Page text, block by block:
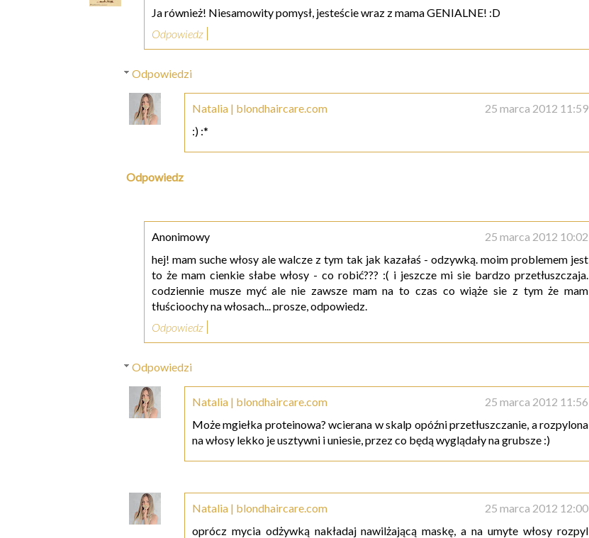
Ja również! Niesamowity pomysł, jesteście wraz z mama GENIALNE! :D
Odpowiedz
Odpowiedzi
Natalia | blondhaircare.com
25 marca 2012 11:59
:) :*
Odpowiedz
Anonimowy
25 marca 2012 10:02
hej! mam suche włosy ale walcze z tym tak jak kazałaś - odzywką. moim problemem jest
to że mam cienkie słabe włosy - co robić??? :( i jeszcze mi sie bardzo przetłuszczaja.
codziennie musze myć ale nie zawsze mam na to czas co wiąże sie z tym że mam
tłuścioochy na włosach... prosze, odpowiedz.
Odpowiedz
Odpowiedzi
Natalia | blondhaircare.com
25 marca 2012 11:56
Może mgiełka proteinowa? wcierana w skalp opóźni przetłuszczanie, a rozpylona
na włosy lekko je usztywni i uniesie, przez co będą wyglądały na grubsze :)
Natalia | blondhaircare.com
25 marca 2012 12:00
oprócz mycia odżywką nakładaj nawilżającą maskę, a na umyte włosy rozpyl